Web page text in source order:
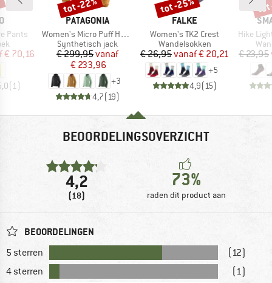
Pants
prijs
€ 70,16
(1 )
MERK
PATAGONIA
Artikel
Women's Micro Puff Hoody
Productgroep
Synthetisch jack
Prijs
€ 299,95Verlaagde prijs
vanaf
€ 233,96
+3
4,7(19)
Korting
tot -22%
MERK
FALKE
Artikel
Women's TK2 Crest
Productgroep
Wandelsokken
Prijs
€ 26,95 Verlaagde prijs
vanaf€ 20,21
+5
4,9(15)
Korting
tot -25%
Artikel
Hike
€ 23,95
BEOORDELINGSOVERZICHT
4,2
(18)
73%
raden dit product aan
BEOORDELINGEN
5 sterren
(12)
4 sterren
(1)